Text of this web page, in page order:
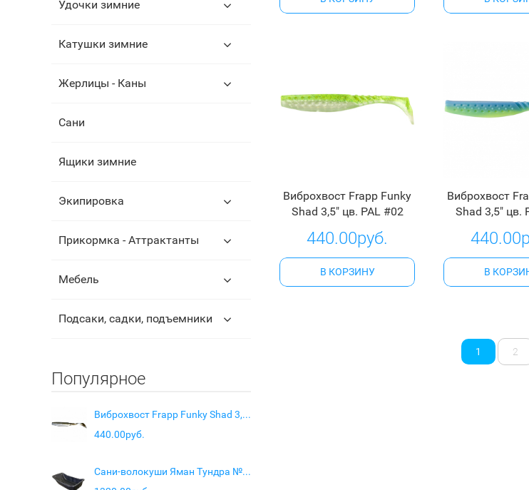
Виброхвост Frapp Funky
Shad 3,5" цв. PAL #02
440.00руб.
В КОРЗИНУ
Виброхвост
Shad 3,5" цв.
В
1 2
Удочки зимние
Катушки зимние
Жерлицы - Каны
Сани
Ящики зимние
Экипировка
Прикормка - Аттрактанты
Мебель
Подсаки, садки, подъемники
Популярное
Виброхвост Frapp Funky Shad 3,5" цв. #27
440.00руб.
Сани-волокуши Яман Тундра №15 (С-5/1)